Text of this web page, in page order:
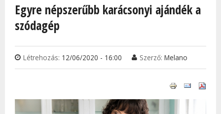
Egyre népszerűbb karácsonyi ajándék a
szódagép
Létrehozás: 12/06/2020 - 16:00 Szerző: Melano